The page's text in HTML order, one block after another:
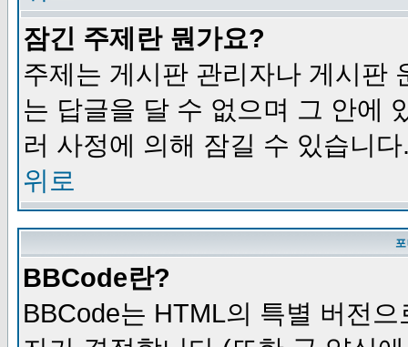
잠긴 주제란 뭔가요?
주제는 게시판 관리자나 게시판
는 답글을 달 수 없으며 그 안에
러 사정에 의해 잠길 수 있습니다
위로
BBCode란?
BBCode는 HTML의 특별 버전